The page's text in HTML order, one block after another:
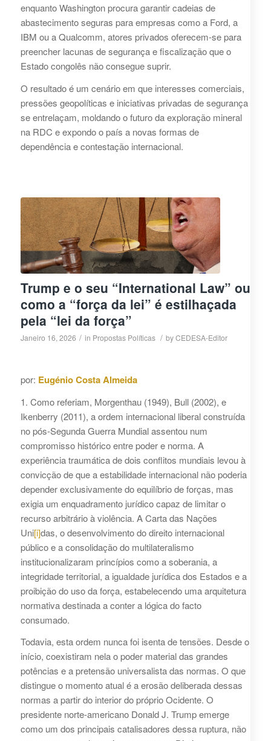
enquanto Washington procura garantir cadeias de
abastecimento seguras para empresas como a Ford, a
IBM ou a Qualcomm, atores privados oferecem‑se para
preencher lacunas de segurança e fiscalização que o
Estado congolês não consegue suprir.
O resultado é um cenário em que interesses comerciais,
pressões geopolíticas e iniciativas privadas de segurança
se entrelaçam, moldando o futuro da exploração mineral
na RDC e expondo o país a novas formas de
dependência e contestação internacional.
Trump e o seu “International Law” ou
como a “força da lei” é estilhaçada
pela “lei da força”
Janeiro 16, 2026 / in Propostas Políticas / byCEDESA-Editor
por: Eugénio Costa Almeida
1. Como referiam, Morgenthau (1949), Bull (2002), e
Ikenberry (2011), a ordem internacional liberal construída
no pós-Segunda Guerra Mundial assentou num
compromisso histórico entre poder e norma. A
experiência traumática de dois conflitos mundiais levou à
convicção de que a estabilidade internacional não poderia
depender exclusivamente do equilíbrio de forças, mas
exigia um enquadramento jurídico capaz de limitar o
recurso arbitrário à violência. A Carta das Nações
Uni[i]das, o desenvolvimento do direito internacional
público e a consolidação do multilateralismo
institucionalizaram princípios como a soberania, a
integridade territorial, a igualdade jurídica dos Estados e a
proibição do uso da força, estabelecendo uma arquitetura
normativa destinada a conter a lógica do facto
consumado.
Todavia, esta ordem nunca foi isenta de tensões. Desde o
início, coexistiram nela o poder material das grandes
potências e a pretensão universalista das normas. O que
distingue o momento atual é a erosão deliberada dessas
normas a partir do interior do próprio Ocidente. O
presidente norte-americano Donald J. Trump emerge
como um dos principais catalisadores dessa ruptura, não